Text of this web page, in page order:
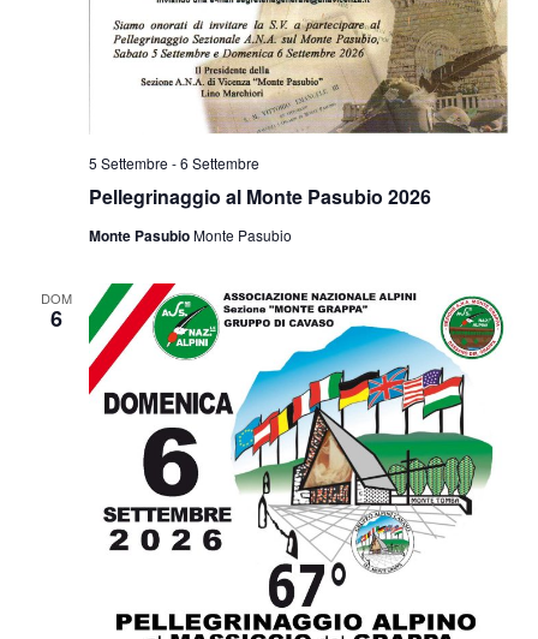
Pellegrinaggio al Monte Pasubio 2026
5 Settembre -6 Settembre
Monte PasubioMonte Pasubio
DOM
6